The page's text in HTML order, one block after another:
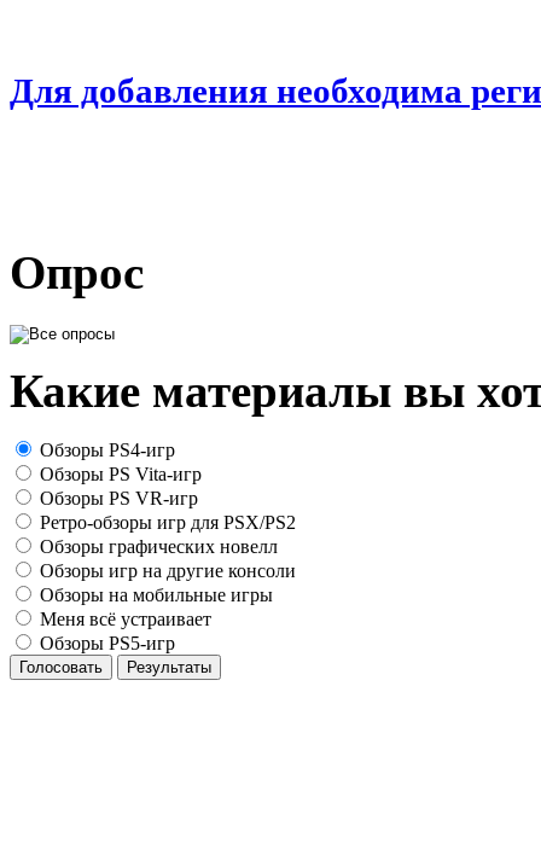
Для добавления необходима
Опрос
Какие материалы вы
Обзоры PS4-игр
Обзоры PS Vita-игр
Обзоры PS VR-игр
Ретро-обзоры игр для PSX/PS2
Обзоры графических новелл
Обзоры игр на другие консоли
Обзоры на мобильные игры
Меня всё устраивает
Обзоры PS5-игр
Голосовать Результаты